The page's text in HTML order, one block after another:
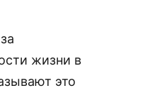
жизни в
это